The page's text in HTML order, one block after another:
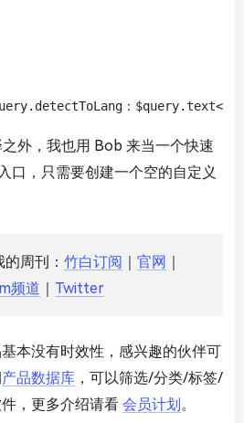
：$query.text</
外，我也用 Bob 来当一个快速
口，只需要创建一个空的自定义
周刊： 竹白订阅 ｜ 官网 ｜
频道 ｜ Twitter
本没有时效性，感兴趣的伙伴可
产品数据库 ，可以筛选/分类/标签/
，更多介绍请看 会员计划。